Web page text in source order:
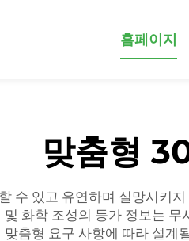
홈페이지
맞춤형
수 있고 유연하며 실망시키
및 화학 조성의 등가 정보는
맞춤형 요구 사항에 따라 설계